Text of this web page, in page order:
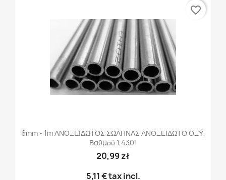
6mm - 1m ΑΝΟΞΕΙΔΩΤΟΣ ΣΩΛΗΝΑΣ ΑΝΟΞΕΙΔΩΤΟ ΟΞΥ,
Βαθμού 1,4301
20,99 zł
5,11 €tax incl.
favorite_border